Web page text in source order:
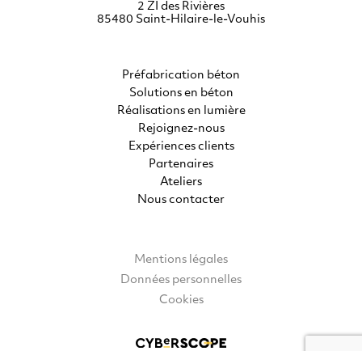
2 ZI des Rivières
85480 Saint-Hilaire-le-Vouhis
Préfabrication béton
Solutions en béton
Réalisations en lumière
Rejoignez-nous
Expériences clients
Partenaires
Ateliers
Nous contacter
Mentions légales
Données personnelles
Cookies